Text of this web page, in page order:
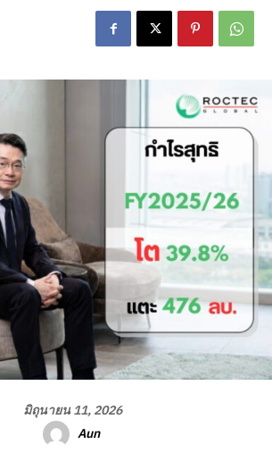
มิถุนายน 11, 2026
Aun